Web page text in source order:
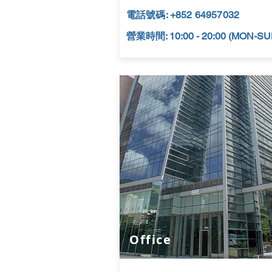
電話號碼: +852 64957032
營業時間: 10:00 - 20:00 (MON-
​Office